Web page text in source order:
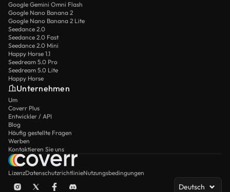
Google Gemini Omni Flash
Google Nano Banana 2
Google Nano Banana 2 Lite
Seedance 2.0
Seedance 2.0 Fast
Seedance 2.0 Mini
Happy Horse 1.1
Seedream 5.0 Pro
Seedream 5.0 Lite
Happy Horse
Unternehmen
Um
Coverr Plus
Entwickler / API
Blog
Häufig gestellte Fragen
Werben
Kontaktieren Sie uns
LizenzDatenschutzrichtlinieNutzungsbedingungen
Deutsch